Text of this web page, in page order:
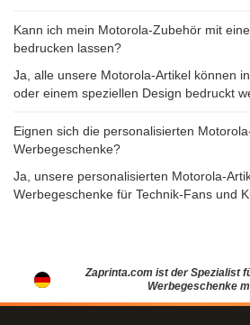
Kann ich mein Motorola-Zubehör mit
bedrucken lassen?
Ja, alle unsere Motorola-Artikel können
oder einem speziellen Design bedruckt
Eignen sich die personalisierten
Werbegeschenke?
Ja, unsere personalisierten Motorola-
Werbegeschenke für Technik-Fans und
Zaprinta.com ist der Spezialist
Werbegeschenke